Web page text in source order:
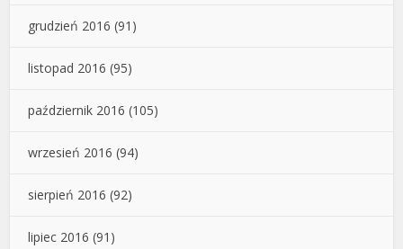
grudzień 2016 (91)
listopad 2016 (95)
październik 2016 (105)
wrzesień 2016 (94)
sierpień 2016 (92)
lipiec 2016 (91)